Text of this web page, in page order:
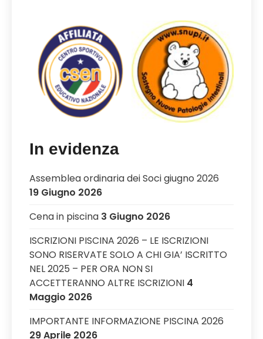
In evidenza
Assemblea ordinaria dei Soci giugno 2026
19 Giugno 2026
Cena in piscina 3 Giugno 2026
ISCRIZIONI PISCINA 2026 – LE ISCRIZIONI
SONO RISERVATE SOLO A CHI GIA’ ISCRITTO
NEL 2025 – PER ORA NON SI
ACCETTERANNO ALTRE ISCRIZIONI 4
Maggio 2026
IMPORTANTE INFORMAZIONE PISCINA 2026
29 Aprile 2026